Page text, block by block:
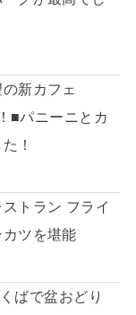
新カフェ
■パニーニとカ
！
トラン フライ
ツを堪能
ばで盆おどり